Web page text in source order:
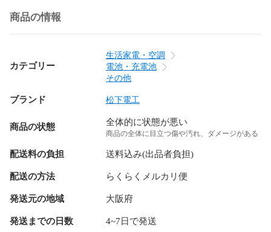
商品の情報
カテゴリー
生活家電・空調
電池・充電池
その他
ブランド 松下電工
商品の状態 全体的に状態が悪い
商品の全体に目立つ傷や汚れ、ダメージがある
配送料の負担 送料込み(出品者負担)
配送の方法 らくらくメルカリ便
発送元の地域 大阪府
発送までの日数 4~7日で発送